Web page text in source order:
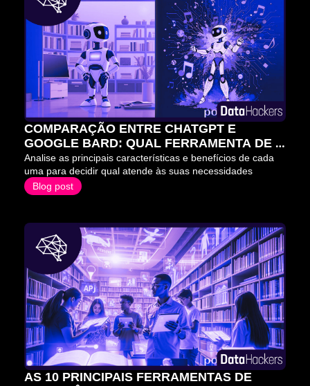
COMPARAÇÃO ENTRE CHATGPT E
GOOGLE BARD: QUAL FERRAMENTA DE
IA É A MELHOR PARA VOCÊ?
Analise as principais características e benefícios de cada
uma para decidir qual atende às suas necessidades
Blog post
AS 10 PRINCIPAIS FERRAMENTAS DE